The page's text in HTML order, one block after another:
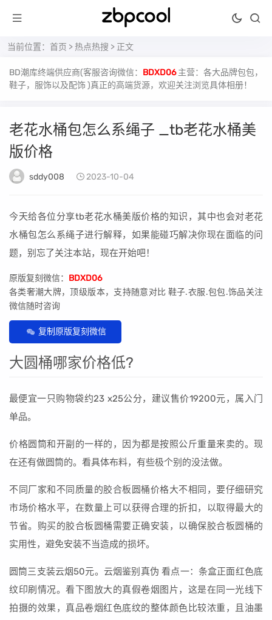
当前位置： 首页 >热点热搜 > 正文
BD潮库终端供应商(客服咨询微信： BDXD06 主营：各大品牌包包，
鞋子，服饰以及配饰 )真正的高端货源，欢迎关注浏览具体相册！
老花水桶包怎么系绳子 _tb老花水桶美
版价格
sddy008 2023-10-04
今天给各位分享tb老花水桶美版价格的知识，其中也会对老花
水桶包怎么系绳子进行解释，如果能碰巧解决你现在面临的问
题，别忘了关注本站，现在开始吧！
原版复刻微信： BDXD06
各类奢潮大牌，顶级版本，支持随意对比 鞋子.衣服.包包.饰品关注
微信随时咨询
复制原版复刻微信
大圆桶哪家价格低?
最便宜一只购物袋约23 x25公分，建议售价19200元，属入门
单品。
价格圆筒和开副的一样的，因为都是按照公斤重量来卖的。现
在还有做圆筒的。看具体布料，有些极个别的没法做。
不同厂家和不同质量的胶合板圆桶价格大不相同，要仔细研究
市场价格水平，在数量上可以获得合理的折扣，以取得最大的
节省。购买的胶合板圆桶需要正确安装，以确保胶合板圆桶的
实用性，避免安装不当造成的损坏。
圆筒三支装云烟50元。云烟鉴别真伪 看点一：条盒正面红色底
纹印刷情况。看下图放大的真假卷烟图片，这是在同一光线下
拍摄的效果，真品卷烟红色底纹的整体颜色比较浓重，且油墨